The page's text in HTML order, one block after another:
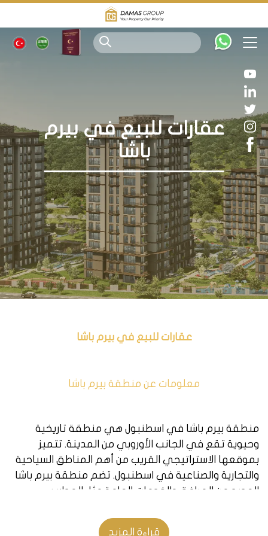
عقارات للبيع في بيرم
باشا
عقارات للبيع في بيرم باشا
معلومات عن منطقة بيرم باشا
منطقة بيرم باشا في اسطنبول هي منطقة تاريخية
وحيوية تقع في الجانب الأوروبي من المدينة. تتميز
بموقعها الاستراتيجي القريب من أهم المناطق السياحية
والتجارية والصناعية في اسطنبول. تضم منطقة بيرم باشا
العديد من المرافق والخدمات العامة مثل المدارس
كما تحتوي على معالم سياحية رائعة مثل حديقة صبري
قراءة المزيد